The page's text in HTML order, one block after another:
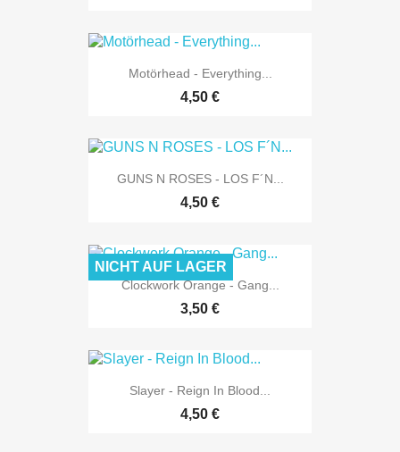
Motörhead - Everything...
4,50 €
GUNS N ROSES - LOS F´N...
4,50 €
Clockwork Orange - Gang...
3,50 €
NICHT AUF LAGER
Slayer - Reign In Blood...
4,50 €